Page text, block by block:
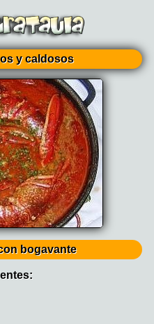
y caldosos
bogavante